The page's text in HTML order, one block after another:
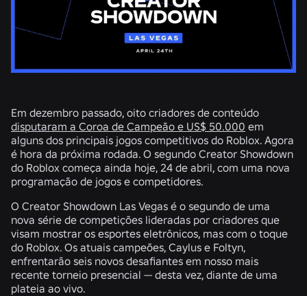
Em dezembro passado, oito criadores de conteúdo
disputaram a Coroa de Campeão e US$ 50.000 em
alguns dos principais jogos competitivos do Roblox. Agora
é hora da próxima rodada. O segundo Creator Showdown
do Roblox começa ainda hoje, 24 de abril, com uma nova
programação de jogos e competidores.
O Creator Showdown Las Vegas é o segundo de uma
nova série de competições lideradas por criadores que
visam mostrar os esportes eletrônicos, mas com o toque
do Roblox. Os atuais campeões, Caylus e Foltyn,
enfrentarão seis novos desafiantes em nosso mais
recente torneio presencial — desta vez, diante de uma
plateia ao vivo.